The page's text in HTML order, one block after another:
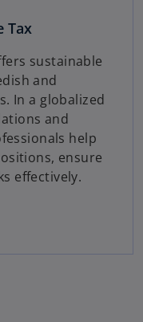
Tax
sustainable
and
In a globalized
and
help
ensure
effectively.